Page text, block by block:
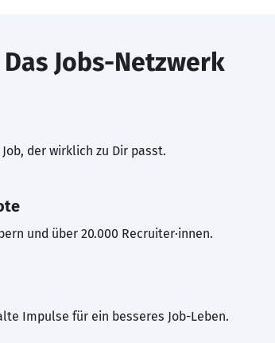
Das Jobs-Netzwerk
der wirklich zu Dir passt.
und über 20.000 Recruiter·innen.
Impulse für ein besseres Job-Leben.